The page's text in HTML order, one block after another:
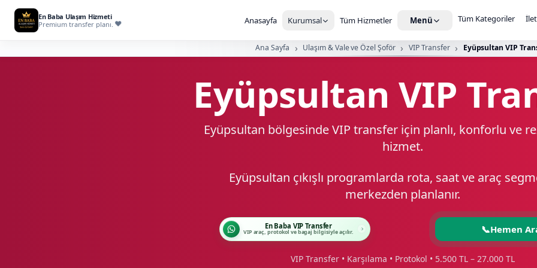
En Baba Ulaşım Hizmeti
Premium transfer planı.
Anasayfa Kurumsal Tüm Hizmetler Menü Tüm Kategoriler
Ana Sayfa Ulaşım & Vale ve Özel Şoför VIP Transfer Eyüpsultan VIP
Eyüpsultan VIP
Eyüpsultan bölgesinde VIP transfer için planlı, konforlu ve
hizmet.
Eyüpsultan çıkışlı programlarda rota, saat ve araç
merkezden planlanır.
En Baba VIP Transfer
VIP araç, protokol ve bagaj bilgisiyle açılır. 📞Hemen
VIP Transfer • Karşılama • Protokol • 5.500 TL – 27.000 TL